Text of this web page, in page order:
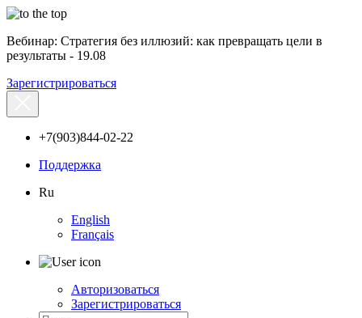
Вебинар: Стратегия без иллюзий: как превращать цели в
результаты - 19.08
Зарегистрироваться
+7(903)844-02-22
Поддержка
Ru
English
Français
Авторизоваться
Зарегистрироваться